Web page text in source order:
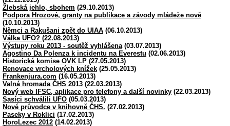
Žlebská jehlo, sbohem (29.10.2013)
Podpora Hrozové, granty na publikace a závody mládeže nově
(10.10.2013)
Němci a Rakušani zpět do UIAA (06.10.2013)
Válka UFO? (22.08.2013)
Výstupy roku 2013 - soutěž vyhlášena (03.07.2013)
Agostino Da Polenza k incidentu na Everestu (02.06.2013)
Historická komise OVK LP (27.05.2013)
Renovace vrcholových knížek (25.05.2013)
Frankenjura.com (16.05.2013)
Valná hromada ČHS 2013 (22.03.2013)
Nový web IFSC, aplikace pro telefony a další novinky (22.03.2013)
Sasíci schválili UFO (05.03.2013)
Nové průvodce v knihovně ČHS. (27.02.2013)
Paseky v Roklici (17.02.2013)
HoroLezec 2012 (14.02.2013)